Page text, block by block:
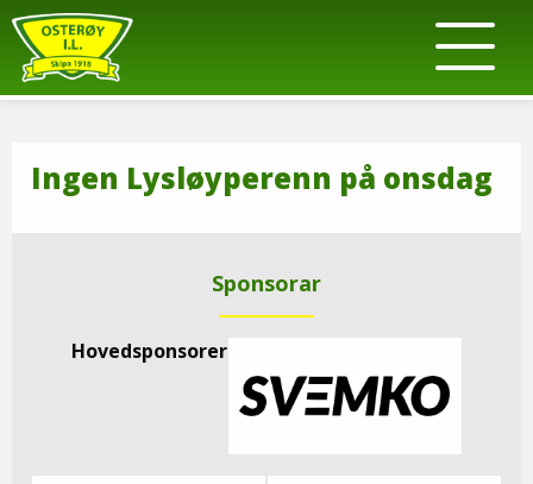
Ingen Lysløyperenn på onsdag
Sponsorar
Hovedsponsorer